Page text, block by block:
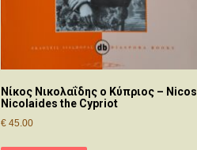
Νίκος Νικολαΐδης ο Κύπριος – Nicos
Nicolaides the Cypriot
€ 45.00